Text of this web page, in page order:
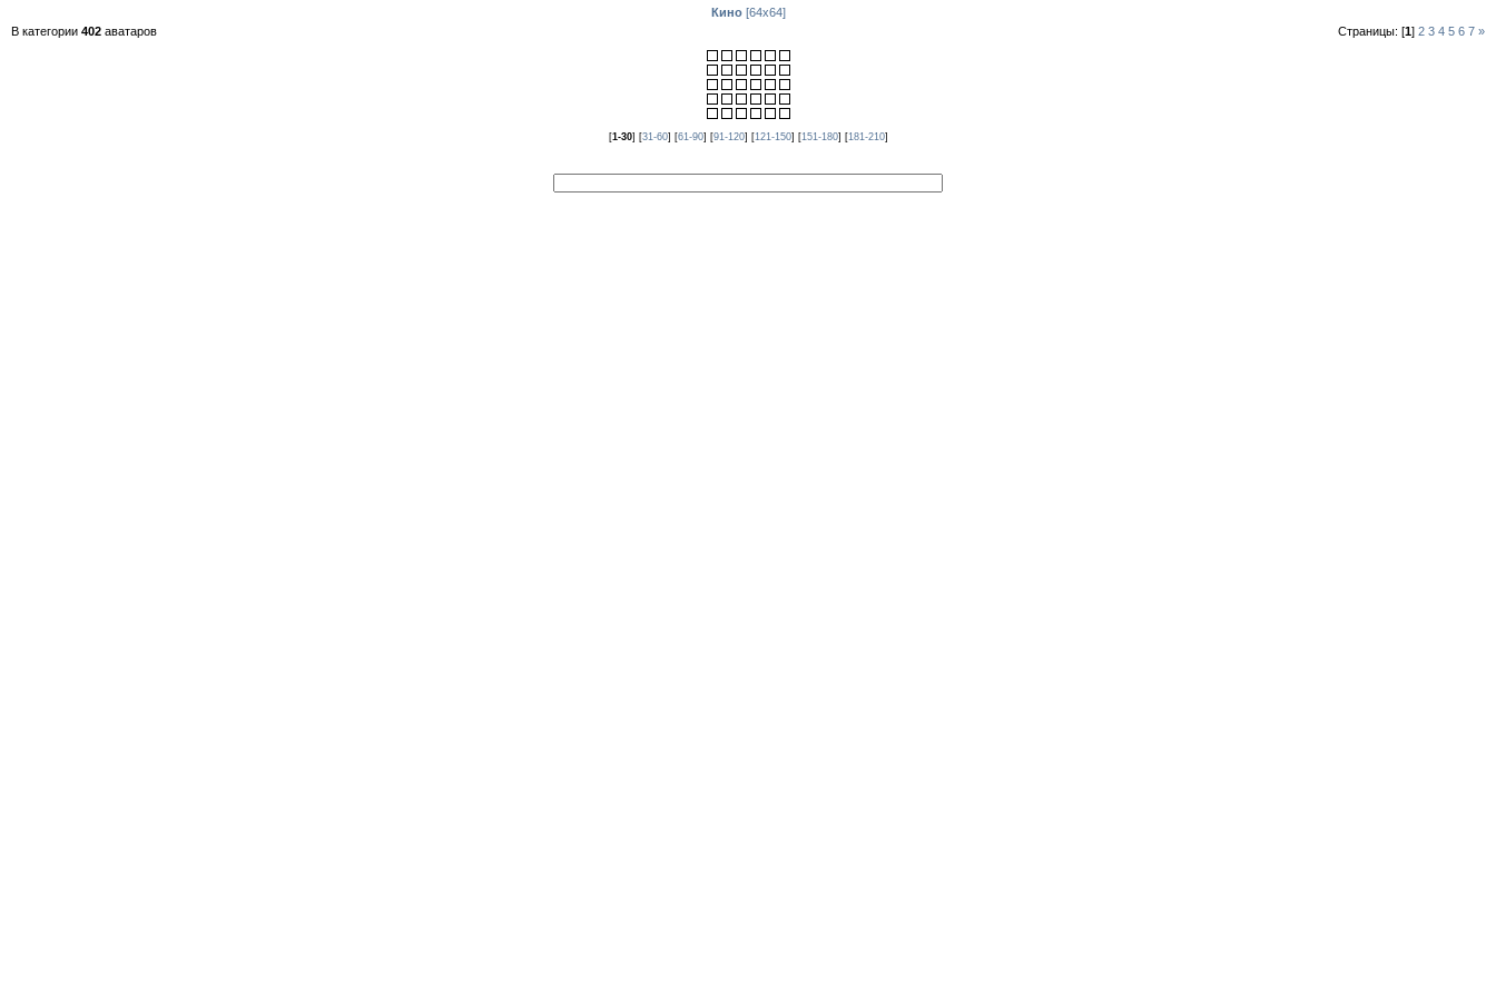
Кино[64x64]
В категории 402 аватаров Страницы: [1] 2 3 4 5 6 7 »
[1-30] [31-60] [61-90] [91-120] [121-150] [151-180] [181-210]